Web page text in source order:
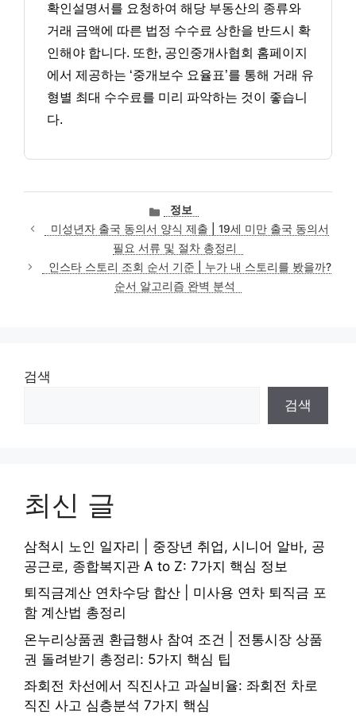
확인설명서를 요청하여 해당 부동산의 종류와
거래 금액에 따른 법정 수수료 상한을 반드시 확
인해야 합니다. 또한, 공인중개사협회 홈페이지
에서 제공하는 ‘중개보수 요율표’를 통해 거래 유
형별 최대 수수료를 미리 파악하는 것이 좋습니
다.
카
테
고
리
정보
미성년자 출국 동의서 양식 제출 | 19세 미만 출국 동의서
필요 서류 및 절차 총정리
인스타 스토리 조회 순서 기준 | 누가 내 스토리를 봤을까?
순서 알고리즘 완벽 분석
검색
검색
최신 글
삼척시 노인 일자리 | 중장년 취업, 시니어 알바, 공
공근로, 종합복지관 A to Z: 7가지 핵심 정보
퇴직금계산 연차수당 합산 | 미사용 연차 퇴직금 포
함 계산법 총정리
온누리상품권 환급행사 참여 조건 | 전통시장 상품
권 돌려받기 총정리: 5가지 핵심 팁
좌회전 차선에서 직진사고 과실비율: 좌회전 차로
직진 사고 심층분석 7가지 핵심